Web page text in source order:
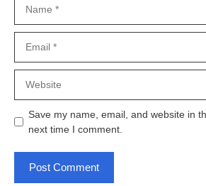
Save my name, email, and website in
next time I comment.